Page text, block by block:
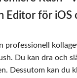
Editor för iOS
professionell
Du kan dra och
Dessutom kan du